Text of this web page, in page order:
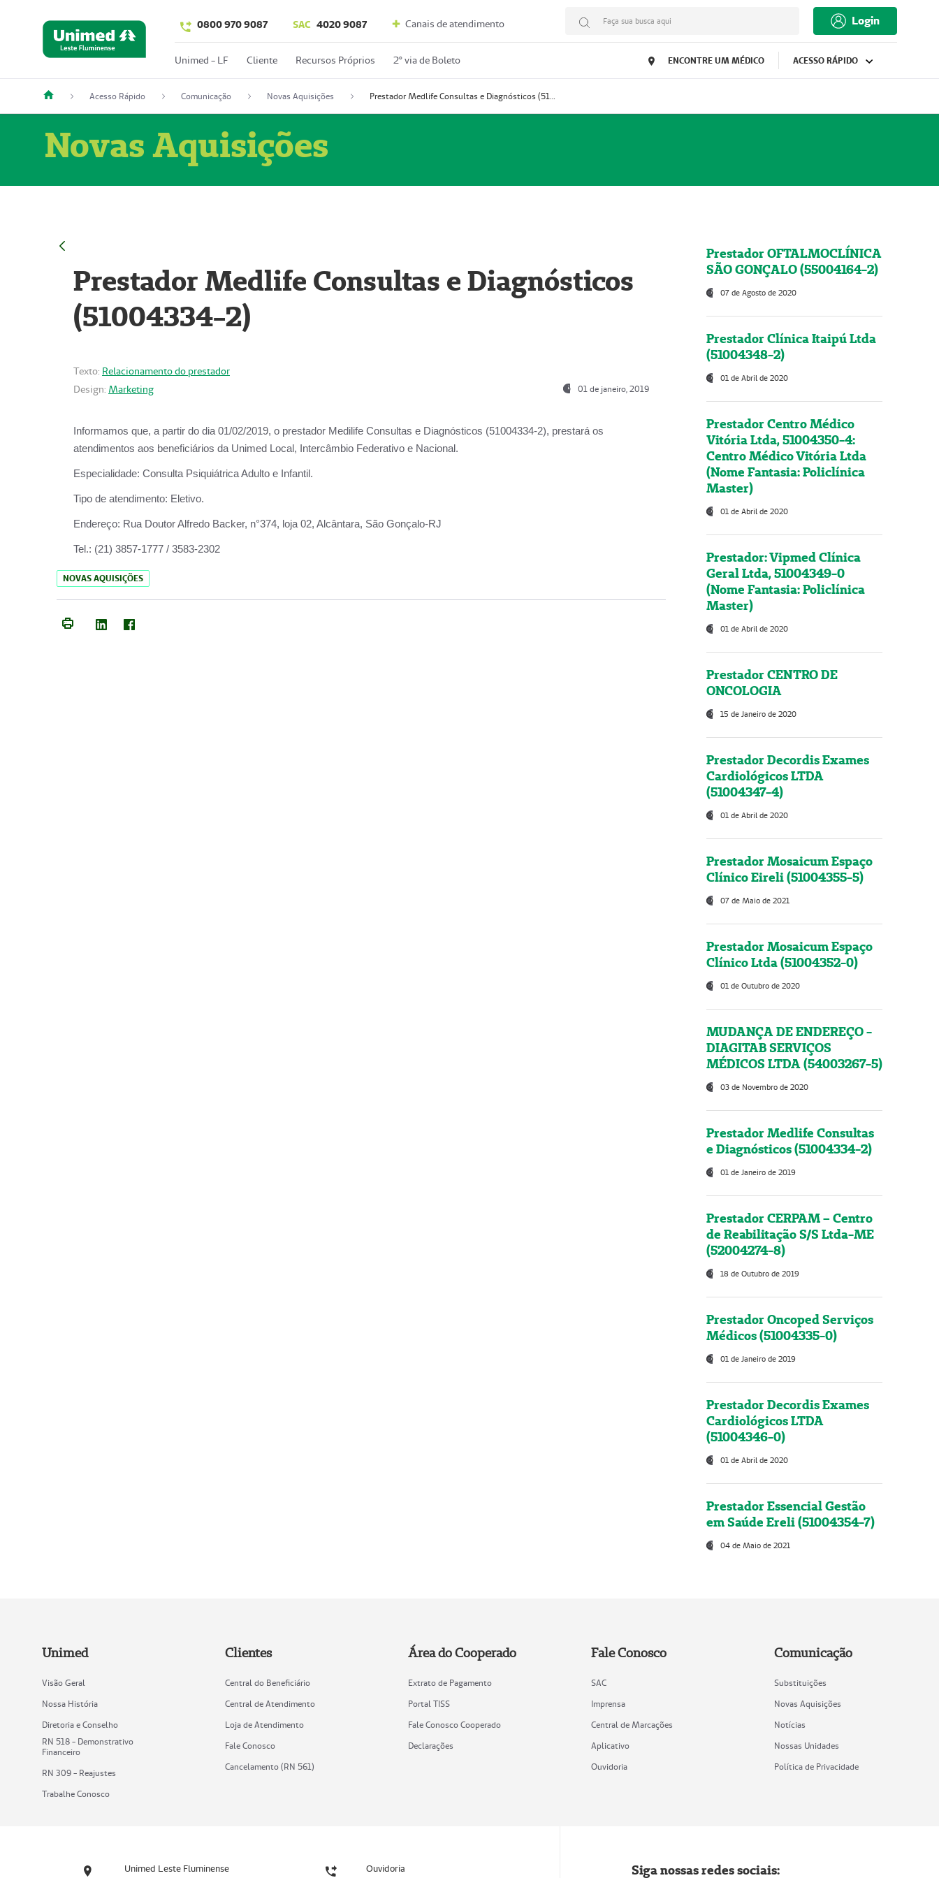
0800 970 9087 SAC 4020 9087 Canais de atendimento Faça sua busca aqui Login
Unimed - LF Cliente Recursos Próprios 2º via de Boleto ENCONTRE UM MÉDICO ACESSO RÁPIDO
Acesso Rápido Comunicação Novas Aquisições Prestador Medlife Consultas e Diagnósticos (51004334-2)
Novas Aquisições
Prestador Medlife Consultas e Diagnósticos
(51004334-2)
Texto: Relacionamento do prestador
Design: Marketing 01 de janeiro, 2019
Informamos que, a partir do dia 01/02/2019, o prestador Medilife Consultas e Diagnósticos (51004334-2), prestará os
atendimentos aos beneficiários da Unimed Local, Intercâmbio Federativo e Nacional.
Especialidade: Consulta Psiquiátrica Adulto e Infantil.
Tipo de atendimento: Eletivo.
Endereço: Rua Doutor Alfredo Backer, n°374, loja 02, Alcântara, São Gonçalo-RJ
Tel.: (21) 3857-1777 / 3583-2302
NOVAS AQUISIÇÕES
Prestador OFTALMOCLÍNICA
SÃO GONÇALO (55004164-2)
07 de Agosto de 2020
Prestador Clínica Itaipú Ltda
(51004348-2)
01 de Abril de 2020
Prestador Centro Médico
Vitória Ltda, 51004350-4:
Centro Médico Vitória Ltda
(Nome Fantasia: Policlínica
Master)
01 de Abril de 2020
Prestador: Vipmed Clínica
Geral Ltda, 51004349-0
(Nome Fantasia: Policlínica
Master)
01 de Abril de 2020
Prestador CENTRO DE
ONCOLOGIA
15 de Janeiro de 2020
Prestador Decordis Exames
Cardiológicos LTDA
(51004347-4)
01 de Abril de 2020
Prestador Mosaicum Espaço
Clínico Eireli (51004355-5)
07 de Maio de 2021
Prestador Mosaicum Espaço
Clínico Ltda (51004352-0)
01 de Outubro de 2020
MUDANÇA DE ENDEREÇO -
DIAGITAB SERVIÇOS
MÉDICOS LTDA (54003267-5)
03 de Novembro de 2020
Prestador Medlife Consultas
e Diagnósticos (51004334-2)
01 de Janeiro de 2019
Prestador CERPAM – Centro
de Reabilitação S/S Ltda-ME
(52004274-8)
18 de Outubro de 2019
Prestador Oncoped Serviços
Médicos (51004335-0)
01 de Janeiro de 2019
Prestador Decordis Exames
Cardiológicos LTDA
(51004346-0)
01 de Abril de 2020
Prestador Essencial Gestão
em Saúde Ereli (51004354-7)
04 de Maio de 2021
Unimed
Visão Geral
Nossa História
Diretoria e Conselho
RN 518 - Demonstrativo
Financeiro
RN 309 - Reajustes
Trabalhe Conosco
Clientes
Central do Beneficiário
Central de Atendimento
Loja de Atendimento
Fale Conosco
Cancelamento (RN 561)
Área do Cooperado
Extrato de Pagamento
Portal TISS
Fale Conosco Cooperado
Declarações
Fale Conosco
SAC
Imprensa
Central de Marcações
Aplicativo
Ouvidoria
Comunicação
Substituições
Novas Aquisições
Notícias
Nossas Unidades
Política de Privacidade
Unimed Leste Fluminense Ouvidoria Siga nossas redes sociais: